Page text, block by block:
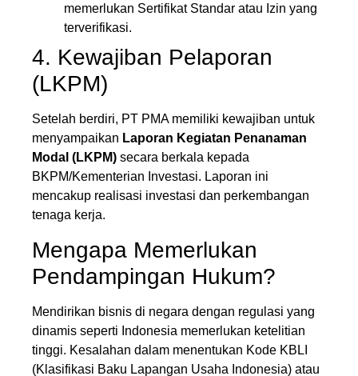
memerlukan Sertifikat Standar atau Izin yang
terverifikasi.
4. Kewajiban Pelaporan
(LKPM)
Setelah berdiri, PT PMA memiliki kewajiban untuk
menyampaikan Laporan Kegiatan Penanaman
Modal (LKPM) secara berkala kepada
BKPM/Kementerian Investasi. Laporan ini
mencakup realisasi investasi dan perkembangan
tenaga kerja.
Mengapa Memerlukan
Pendampingan Hukum?
Mendirikan bisnis di negara dengan regulasi yang
dinamis seperti Indonesia memerlukan ketelitian
tinggi. Kesalahan dalam menentukan Kode KBLI
(Klasifikasi Baku Lapangan Usaha Indonesia) atau